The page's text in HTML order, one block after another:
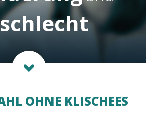
OHNE KLISCHEES